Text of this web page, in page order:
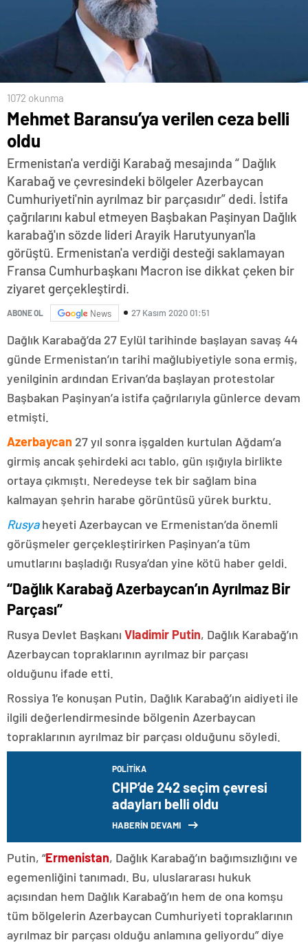
1072 okunma
Mehmet Baransu’ya verilen ceza belli
oldu
Ermenistan'a verdiği Karabağ mesajında “ Dağlık
Karabağ ve çevresindeki bölgeler Azerbaycan
Cumhuriyeti'nin ayrılmaz bir parçasıdır” dedi. İstifa
çağrılarını kabul etmeyen Başbakan Paşinyan Dağlık
karabağ'ın sözde lideri Arayik Harutyunyan'la
görüştü. Ermenistan'a verdiği desteği saklamayan
Fransa Cumhurbaşkanı Macron ise dikkat çeken bir
ziyaret gerçekleştirdi.
ABONE OL News 27 Kasım 2020 01:51
Dağlık Karabağ’da 27 Eylül tarihinde başlayan savaş 44
günde Ermenistan’ın tarihi mağlubiyetiyle sona ermiş,
yenilginin ardından Erivan’da başlayan protestolar
Başbakan Paşinyan’a istifa çağrılarıyla günlerce devam
etmişti.
Azerbaycan 27 yıl sonra işgalden kurtulan Ağdam’a
girmiş ancak şehirdeki acı tablo, gün ışığıyla birlikte
ortaya çıkmıştı. Neredeyse tek bir sağlam bina
kalmayan şehrin harabe görüntüsü yürek burktu.
Rusyaheyeti Azerbaycan ve Ermenistan’da önemli
görüşmeler gerçekleştirirken Paşinyan’a tüm
umutlarını başladığı Rusya’dan yine kötü haber geldi.
“Dağlık Karabağ Azerbaycan’ın Ayrılmaz Bir
Parçası”
Rusya Devlet Başkanı Vladimir Putin, Dağlık Karabağ’ın
Azerbaycan topraklarının ayrılmaz bir parçası
olduğunu ifade etti.
Rossiya 1’e konuşan Putin, Dağlık Karabağ’ın aidiyeti ile
ilgili değerlendirmesinde bölgenin Azerbaycan
topraklarının ayrılmaz bir parçası olduğunu söyledi.
POLITIKA
CHP’de 242 seçim çevresi
adayları belli oldu
HABERİN DEVAMI
Putin, “Ermenistan, Dağlık Karabağ’ın bağımsızlığını ve
egemenliğini tanımadı. Bu, uluslararası hukuk
açısından hem Dağlık Karabağ’ın hem de ona komşu
tüm bölgelerin Azerbaycan Cumhuriyeti topraklarının
ayrılmaz bir parçası olduğu anlamına geliyordu” diye